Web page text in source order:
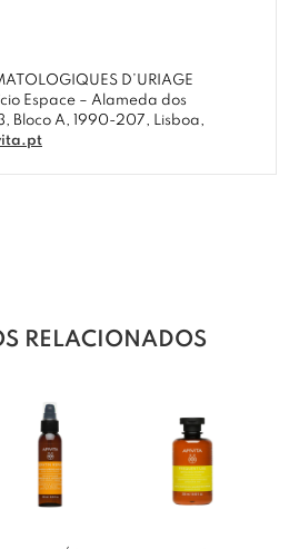
D’URIAGE
Espace – Alameda dos
Bloco A, 1990-207, Lisboa,
RELACIONADOS